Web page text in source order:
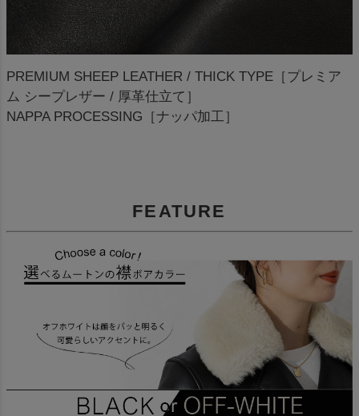
PREMIUM SHEEP LEATHER / THICK TYPE［プレミア
ム シープレザー / 厚革仕立て］
NAPPA PROCESSING［ナッパ加工］
FEATURE